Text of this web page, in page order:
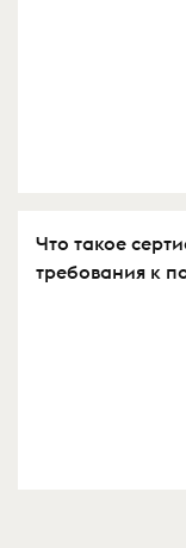
Что такое
требования к